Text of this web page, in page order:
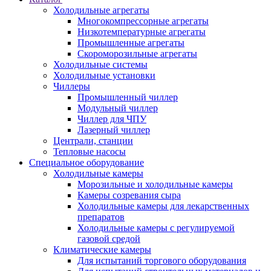
Холодильные агрегаты
Многокомпрессорные агрегаты
Низкотемпературные агрегаты
Промышленные агрегаты
Скороморозильные агрегаты
Холодильные системы
Холодильные установки
Чиллеры
Промышленный чиллер
Модульный чиллер
Чиллер для ЧПУ
Лазерный чиллер
Централи, станции
Тепловые насосы
Специальное оборудование
Холодильные камеры
Морозильные и холодильные камеры
Камеры созревания сыра
Холодильные камеры для лекарственных
препаратов
Холодильные камеры с регулируемой
газовой средой
Климатические камеры
Для испытаний торгового оборудования